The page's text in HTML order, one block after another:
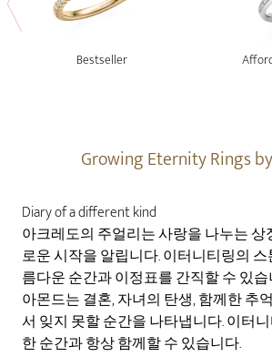
Bestseller
Growing Eternity Rings
Diary of a different kind
아크레도의 주얼리는 사랑을 나누는 상
로운 시작을 알립니다. 이터니티링의
름다운 순간과 이정표를 간직할 수 있
아몬드는 결혼, 자녀의 탄생, 함께한 추
서 잊지 못할 순간을 나타냅니다. 이터
한 순간과 항상 함께할 수 있습니다.